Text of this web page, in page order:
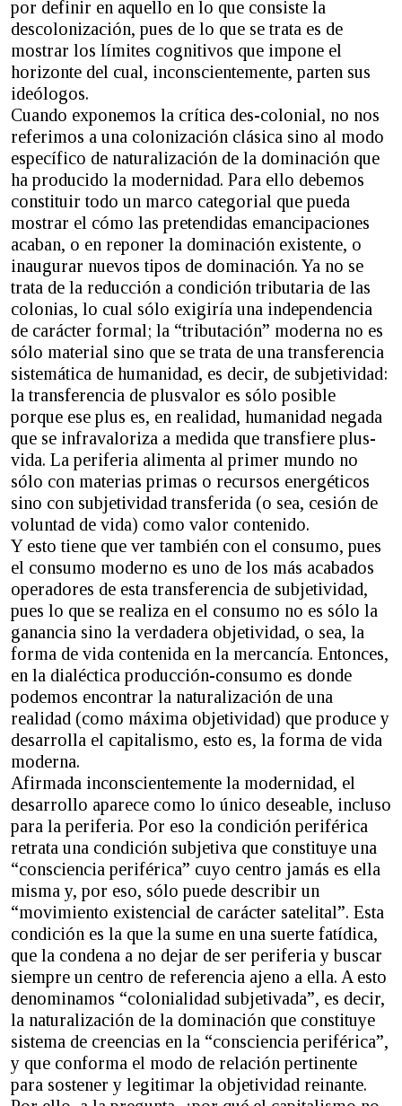
por definir en aquello en lo que consiste la
descolonización, pues de lo que se trata es de
mostrar los límites cognitivos que impone el
horizonte del cual, inconscientemente, parten sus
ideólogos.
Cuando exponemos la crítica des-colonial, no nos
referimos a una colonización clásica sino al modo
específico de naturalización de la dominación que
ha producido la modernidad. Para ello debemos
constituir todo un marco categorial que pueda
mostrar el cómo las pretendidas emancipaciones
acaban, o en reponer la dominación existente, o
inaugurar nuevos tipos de dominación. Ya no se
trata de la reducción a condición tributaria de las
colonias, lo cual sólo exigiría una independencia
de carácter formal; la “tributación” moderna no es
sólo material sino que se trata de una transferencia
sistemática de humanidad, es decir, de subjetividad:
la transferencia de plusvalor es sólo posible
porque ese plus es, en realidad, humanidad negada
que se infravaloriza a medida que transfiere plus-
vida. La periferia alimenta al primer mundo no
sólo con materias primas o recursos energéticos
sino con subjetividad transferida (o sea, cesión de
voluntad de vida) como valor contenido.
Y esto tiene que ver también con el consumo, pues
el consumo moderno es uno de los más acabados
operadores de esta transferencia de subjetividad,
pues lo que se realiza en el consumo no es sólo la
ganancia sino la verdadera objetividad, o sea, la
forma de vida contenida en la mercancía. Entonces,
en la dialéctica producción-consumo es donde
podemos encontrar la naturalización de una
realidad (como máxima objetividad) que produce y
desarrolla el capitalismo, esto es, la forma de vida
moderna.
Afirmada inconscientemente la modernidad, el
desarrollo aparece como lo único deseable, incluso
para la periferia. Por eso la condición periférica
retrata una condición subjetiva que constituye una
“consciencia periférica” cuyo centro jamás es ella
misma y, por eso, sólo puede describir un
“movimiento existencial de carácter satelital”. Esta
condición es la que la sume en una suerte fatídica,
que la condena a no dejar de ser periferia y buscar
siempre un centro de referencia ajeno a ella. A esto
denominamos “colonialidad subjetivada”, es decir,
la naturalización de la dominación que constituye
sistema de creencias en la “consciencia periférica”,
y que conforma el modo de relación pertinente
para sostener y legitimar la objetividad reinante.